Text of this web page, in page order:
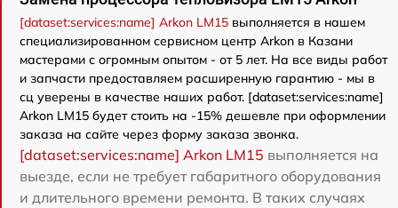
[dataset:services:name] Arkon LM15 выполняется в нашем
специализированном сервисном центр Arkon в Казани
мастерами с огромным опытом - от 5 лет. На все виды работ
и запчасти предоставляем расширенную гарантию - мы в
сц уверены в качестве наших работ. [dataset:services:name]
Arkon LM15 будет стоить на -15% дешевле при оформлении
заказа на сайте через форму заказа звонка.
[dataset:services:name] Arkon LM15 выполняется на
выезде, если не требует габаритного оборудования
и длительного времени ремонта. В таких случаях